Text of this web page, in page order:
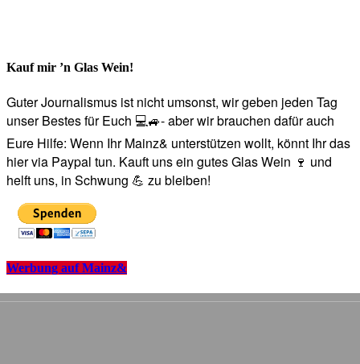
Kauf mir ’n Glas Wein!
Guter Journalismus ist nicht umsonst, wir geben jeden Tag
unser Bestes für Euch 💻🚙- aber wir brauchen dafür auch
Eure Hilfe: Wenn Ihr Mainz& unterstützen wollt, könnt Ihr das
hier via Paypal tun. Kauft uns ein gutes Glas Wein 🍷 und
helft uns, in Schwung 💪 zu bleiben!
Werbung auf Mainz&